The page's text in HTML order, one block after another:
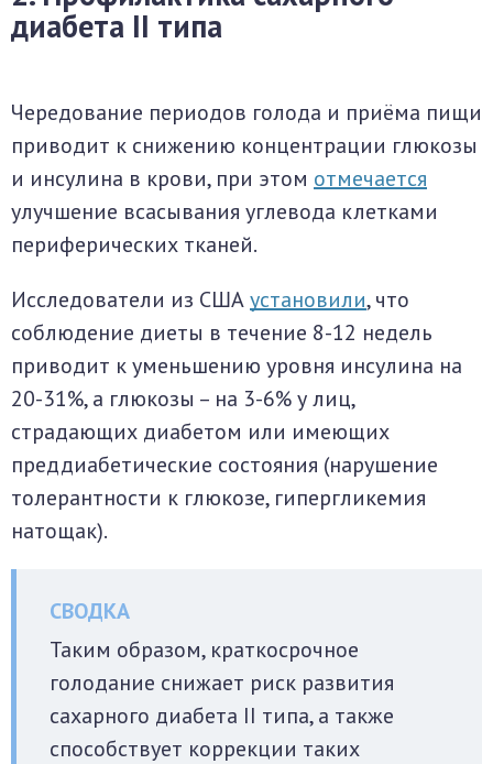
диабета II типа
Чередование периодов голода и приёма пищи
приводит к снижению концентрации глюкозы
и инсулина в крови, при этом отмечается
улучшение всасывания углевода клетками
периферических тканей.
Исследователи из СШАустановили, что
соблюдение диеты в течение 8-12 недель
приводит к уменьшению уровня инсулина на
20-31%, а глюкозы – на 3-6% у лиц,
страдающих диабетом или имеющих
преддиабетические состояния (нарушение
толерантности к глюкозе, гипергликемия
натощак).
Таким образом, краткосрочное
голодание снижает риск развития
сахарного диабета II типа, а также
способствует коррекции таких